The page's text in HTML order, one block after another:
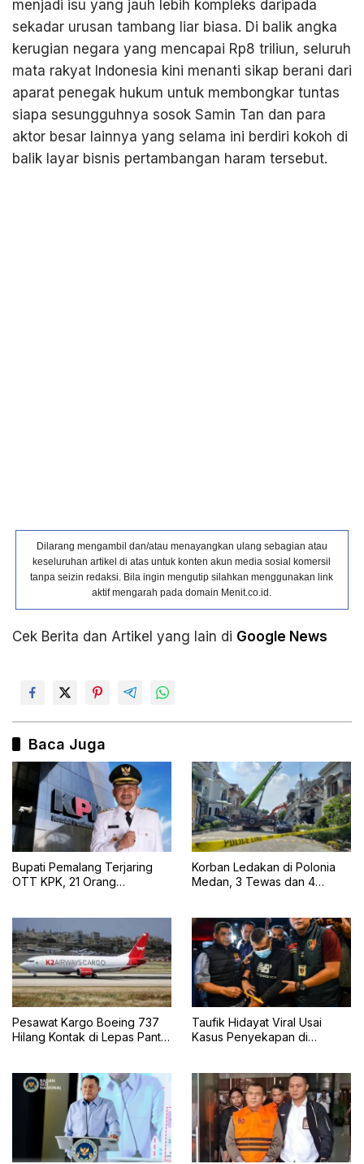
menjadi isu yang jauh lebih kompleks daripada
sekadar urusan tambang liar biasa. Di balik angka
kerugian negara yang mencapai Rp8 triliun, seluruh
mata rakyat Indonesia kini menanti sikap berani dari
aparat penegak hukum untuk membongkar tuntas
siapa sesungguhnya sosok Samin Tan dan para
aktor besar lainnya yang selama ini berdiri kokoh di
balik layar bisnis pertambangan haram tersebut.
Dilarang mengambil dan/atau menayangkan ulang sebagian atau
keseluruhan artikel di atas untuk konten akun media sosial komersil
tanpa seizin redaksi. Bila ingin mengutip silahkan menggunakan link
aktif mengarah pada domain Menit.co.id.
Cek Berita dan Artikel yang lain di Google News
Baca Juga
Bupati Pemalang Terjaring
OTT KPK, 21 Orang
Korban Ledakan di Polonia
Medan, 3 Tewas dan 4
Pesawat Kargo Boeing 737
Hilang Kontak di Lepas Pantai
Taufik Hidayat Viral Usai
Kasus Penyekapan di